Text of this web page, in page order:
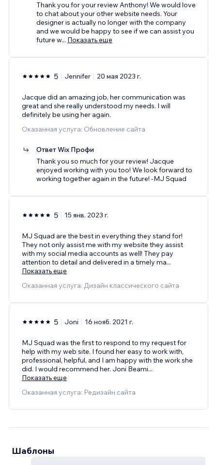
Thank you for your review Anthony! We would love
to chat about your other website needs. Your
designer is actually no longer with the company
and we would be happy to see if we can assist you
future w... Показать еще
5 Jennifer 20 мая 2023 г.
Jacque did an amazing job, her communication was
great and she really understood my needs. I will
definitely be using her again.
Оказанная услуга: Обновление сайта
Ответ Wix Профи
Thank you so much for your review! Jacque
enjoyed working with you too! We look forward to
working together again in the future! -MJ Squad
5 15 янв. 2023 г.
MJ Squad are the best in everything they stand for!
They not only assist me with my website they assist
with my social media accounts as well! They pay
attention to detail and delivered in a timely ma...
Показать еще
Оказанная услуга: Дизайн классического сайта
5 Joni 16 нояб. 2021 г.
MJ Squad was the first to respond to my request for
help with my web site. I found her easy to work with,
professional, helpful, and I am happy with the work she
did. I would recommend her. Joni Beami...
Показать еще
Оказанная услуга: Редизайн сайта
Шаблоны